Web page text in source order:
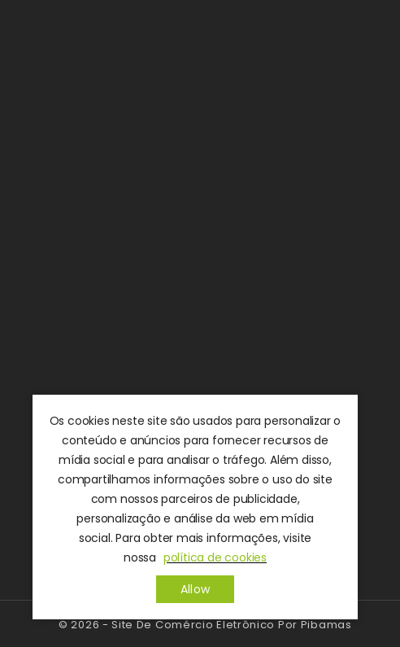
Os cookies neste site são usados ​​para personalizar o
conteúdo e anúncios para fornecer recursos de
mídia social e para analisar o tráfego. Além disso,
compartilhamos informações sobre o uso do site
com nossos parceiros de publicidade,
personalização e análise da web em mídia
social. Para obter mais informações, visite
nossa política de cookies
Allow
© 2026 - Site De Comércio Eletrônico Por Pibamas